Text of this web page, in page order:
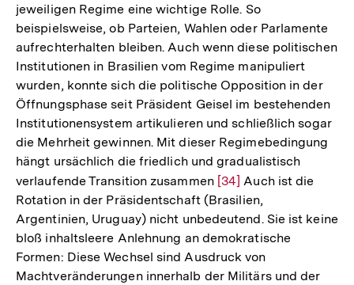
jeweiligen Regime eine wichtige Rolle. So
beispielsweise, ob Parteien, Wahlen oder Parlamente
aufrechterhalten bleiben. Auch wenn diese politischen
Institutionen in Brasilien vom Regime manipuliert
wurden, konnte sich die politische Opposition in der
Öffnungsphase seit Präsident Geisel im bestehenden
Institutionensystem artikulieren und schließlich sogar
die Mehrheit gewinnen. Mit dieser Regimebedingung
hängt ursächlich die friedlich und gradualistisch
verlaufende Transition zusammen Zur
Auflösung
der
Fußnote
[34] Auch ist die
Rotation in der Präsidentschaft (Brasilien,
Argentinien, Uruguay) nicht unbedeutend. Sie ist keine
bloß inhaltsleere Anlehnung an demokratische
Formen: Diese Wechsel sind Ausdruck von
Machtveränderungen innerhalb der Militärs und der